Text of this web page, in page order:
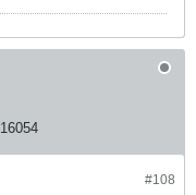
16054
#108